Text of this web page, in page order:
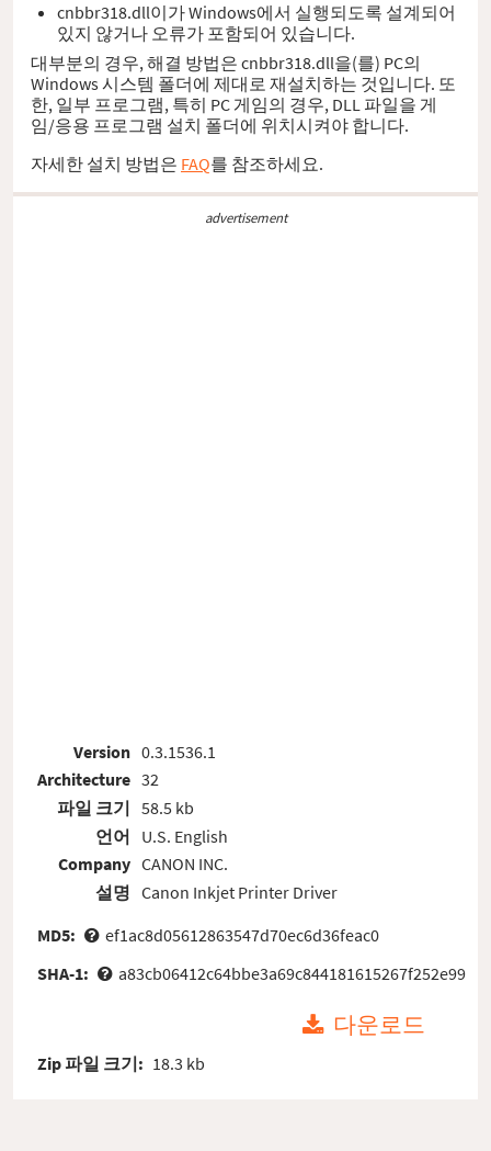
cnbbr318.dll이가 Windows에서 실행되도록 설계되어
있지 않거나 오류가 포함되어 있습니다.
대부분의 경우, 해결 방법은 cnbbr318.dll을(를) PC의
Windows 시스템 폴더에 제대로 재설치하는 것입니다. 또
한, 일부 프로그램, 특히 PC 게임의 경우, DLL 파일을 게
임/응용 프로그램 설치 폴더에 위치시켜야 합니다.
자세한 설치 방법은 FAQ를 참조하세요.
advertisement
Version
Architecture
파일 크기
언어
Company
설명
0.3.1536.1
32
58.5 kb
U.S. English
CANON INC.
Canon Inkjet Printer Driver
MD5:
ef1ac8d05612863547d70ec6d36feac0
SHA-1:
a83cb06412c64bbe3a69c844181615267f252e99
다운로드
Zip 파일 크기: 18.3 kb